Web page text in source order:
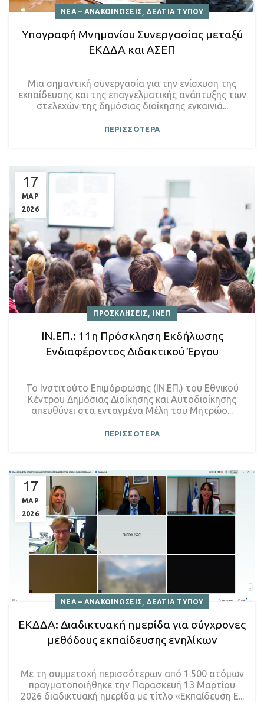
ΝΕΑ – ΑΝΑΚΟΙΝΩΣΕΙΣ,ΔΕΛΤΙΑ ΤΥΠΟΥ
Υπογραφή Μνημονίου Συνεργασίας μεταξύ
ΕΚΔΔΑ και ΑΣΕΠ
Μια σημαντική συνεργασία για την ενίσχυση της
εκπαίδευσης και της επαγγελματικής ανάπτυξης των
στελεχών της δημόσιας διοίκησης εγκαινιά...
ΠΕΡΙΣΣΟΤΕΡΑ
17
ΜΑΡ
2026
ΠΡΟΣΚΛΗΣΕΙΣ , ΙΝΕΠ
ΙΝ.ΕΠ.: 11η Πρόσκληση Εκδήλωσης
Ενδιαφέροντος Διδακτικού Έργου
Το Ινστιτούτο Επιμόρφωσης (ΙΝ.ΕΠ.) του Εθνικού
Κέντρου Δημόσιας Διοίκησης και Αυτοδιοίκησης
απευθύνει στα ενταγμένα Μέλη του Μητρώο...
ΠΕΡΙΣΣΟΤΕΡΑ
17
ΜΑΡ
2026
ΝΕΑ – ΑΝΑΚΟΙΝΩΣΕΙΣ,ΔΕΛΤΙΑ ΤΥΠΟΥ
ΕΚΔΔΑ: Διαδικτυακή ημερίδα για σύγχρονες
μεθόδους εκπαίδευσης ενηλίκων
Με τη συμμετοχή περισσότερων από 1.500 ατόμων
πραγματοποιήθηκε την Παρασκευή 13 Μαρτίου
2026 διαδικτυακή ημερίδα με τίτλο «Εκπαίδευση Ε...